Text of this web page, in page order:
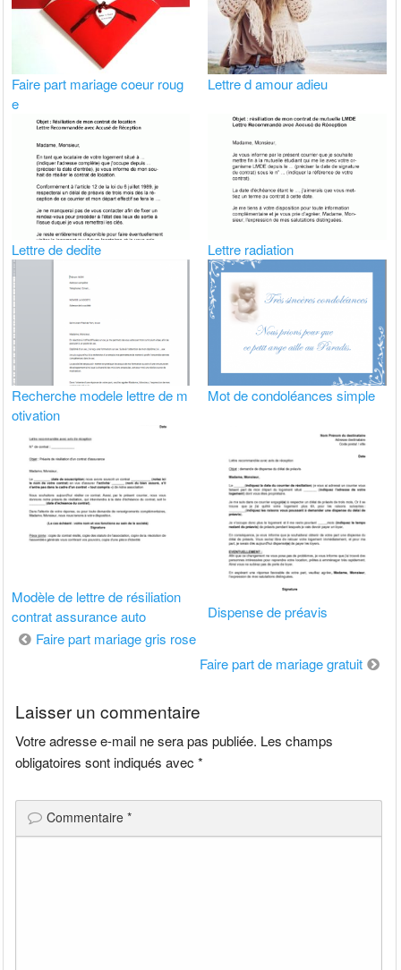
Faire part mariage coeur roug
e
Lettre d amour adieu
Lettre de dedite Lettre radiation
Recherche modele lettre de m
otivation
Mot de condoléances simple
Modèle de lettre de résiliation
contrat assurance auto
Dispense de préavis
Navigation
Faire part mariage gris rose
Faire part de mariage gratuit
Laisser un commentaire
Votre adresse e-mail ne sera pas publiée. Les champs
obligatoires sont indiqués avec*
Commentaire*